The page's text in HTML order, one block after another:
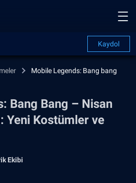
Kaydol
Mobile Legends: Bang bang
Bang Bang – Nisan
Yeni Kostümler ve
Ekibi